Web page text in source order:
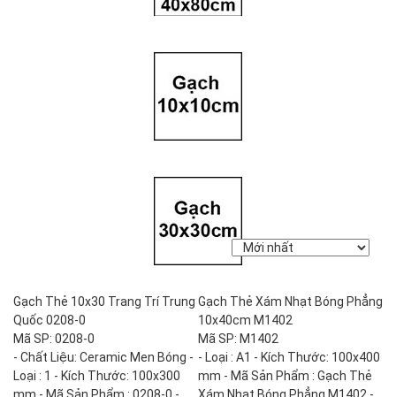
Gạch Thẻ 10x30 Trang Trí Trung
Quốc 0208-0
Mã SP: 0208-0
- Chất Liệu: Ceramic Men Bóng -
Loại : 1 - Kích Thước: 100x300
Gạch Thẻ Xám Nhạt Bóng Phẳng
10x40cm M1402
Mã SP: M1402
- Loại : A1 - Kích Thước: 100x400
mm - Mã Sản Phẩm : Gạch Thẻ